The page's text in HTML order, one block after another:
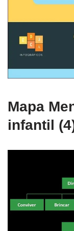
Mapa
infantil